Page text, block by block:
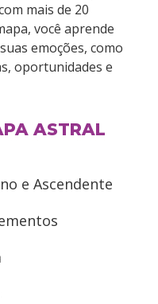
mais de 20
você aprende
emoções, como
oportunidades e
ASTRAL
e Ascendente